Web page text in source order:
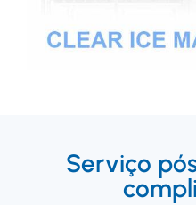
Serviço